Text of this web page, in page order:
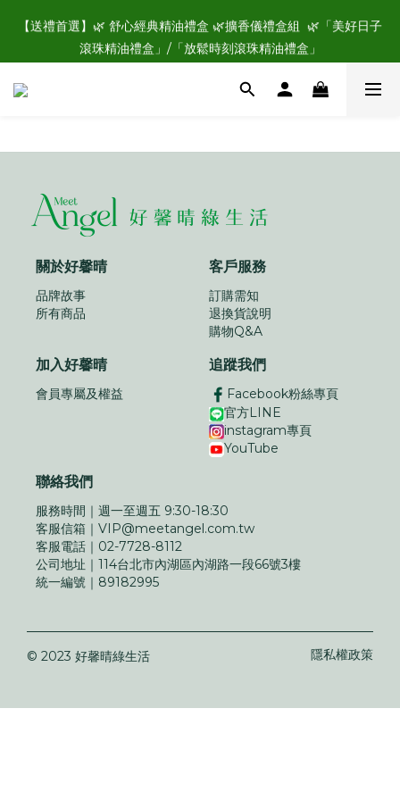
☑️加入好馨晴會員，立即領購物金$100💰，現領現用，再享每年
專屬生日禮🎁
【送禮首選】🌿 舒心經典精油禮盒 🌿擴香儀禮盒組  🌿「美好日子
滾珠精油禮盒」/「放鬆時刻滾珠精油禮盒」
☑️加入好馨晴會員，立即領購物金$100💰，現領現用，再享每年
關於好馨晴
品牌故事
所有商品
客戶服務
訂購需知
退換貨說明
購物Q&A
加入好馨晴
會員專屬及權益
聯絡我們
服務時間｜ 週一至週五 9:30-18:30
客服信箱｜ VIP@meetangel.com.tw
客服電話｜ 02-7728-8112
公司地址｜ 114台北市內湖區內湖路一段66號3樓
統一編號｜ 89182995
追蹤我們
Facebook粉絲專頁
官方LINE
instagram專頁
YouTube
© 2023 好馨晴綠生活 隱私權政策